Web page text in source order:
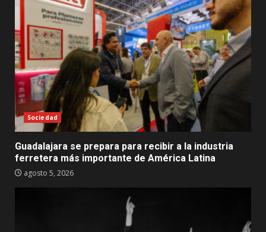
Sociedad
Guadalajara se prepara para recibir a la industria
ferretera más importante de América Latina
agosto 5, 2026